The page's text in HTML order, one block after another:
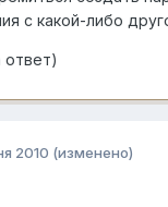
с какой-либо
ответ)
2010 (изменено)